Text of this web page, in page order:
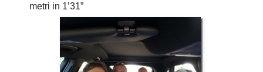
metri in 1’31”